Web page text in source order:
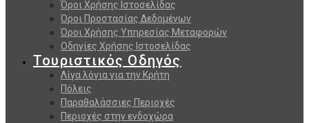
Όροι Χρήσης Ιστοσελίδας
Όροι Προστασίας Δεδομένων
Όροι Χρήσης Υπηρεσίας Μεταφορών
Οδηγίες Χρήσης Ιστοσελίδας
Τουριστικός Οδηγός
Λίγα λόγια για την Κρήτη
Πόλεις
Παραθαλάσσιες Περιοχές
Περιοχές στην ενδοχώρα